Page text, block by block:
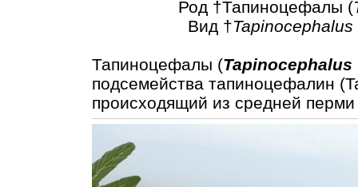
Род †Тапиноцефалы (
Вид †
Тапиноцефалы (Tapinocephalus
подсемейства тапиноцефалин
происходящий из средней